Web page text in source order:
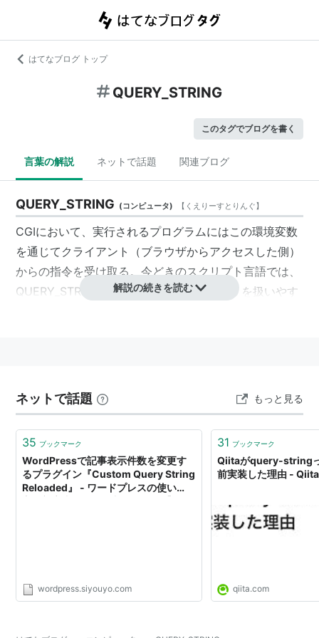
はてなブログ トップ
QUERY_STRING
このタグでブログを書く
言葉の解説 ネットで話題 関連ブログ
QUERY_STRING (コンピュータ) 【 くえりーすとりんぐ】
CGIにおいて、実行されるプログラムにはこの環境変数
を通じてクライアント（ブラウザからアクセスした側）
からの指令を受け取る。今どきのスクリプト言語では、
QUERY_STRING を自動的に解釈してクエリを扱いやす
解説の続きを読む
ネットで話題 もっと見る
35 ブックマーク
WordPressで記事表示件数を変更す
るプラグイン『Custom Query String
Reloaded』 - ワードプレスの使い
wordpress.siyouyo.com
31 ブックマーク
Qiitaがquery-string
前実装した理由 - Qiita
qiita.com